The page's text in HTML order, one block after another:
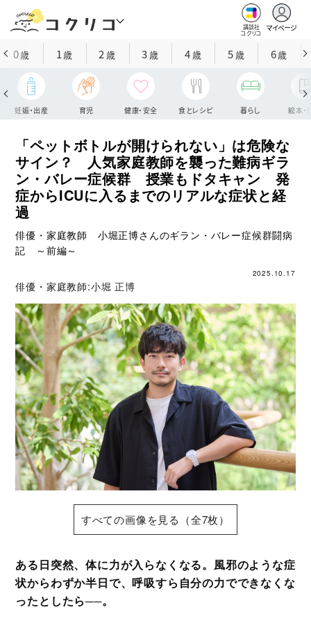
講談社
コクリコ
マイページ
0歳 1歳 2 歳 3歳 4歳 5歳 6歳
妊娠・出産 育児 健康・安全 食とレシピ 暮らし 絵本・
「ペットボトルが開けられない」は危険な
サイン？ 人気家庭教師を襲った難病ギラ
ン・バレー症候群 授業もドタキャン 発
症からICUに入るまでのリアルな症状と経
過
俳優・家庭教師 小堀正博さんのギラン・バレー症候群闘病
記 ～前編～
2025.10.17
俳優・家庭教師:小堀 正博
すべての画像を見る（全7枚）
ある日突然、体に力が入らなくなる。風邪のような症
状からわずか半日で、呼吸すら自分の力でできなくな
ったとしたら──。